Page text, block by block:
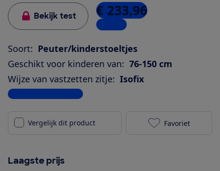
Bekijk test € 233,96
1 winkel
Soort: Peuter/kinderstoeltjes
Geschikt voor kinderen van: 76-150 cm
Wijze van vastzetten zitje: Isofix
Bekijk alle specificaties
Vergelijk dit product Cybex Pallas
Favoriet
Laagste prijs